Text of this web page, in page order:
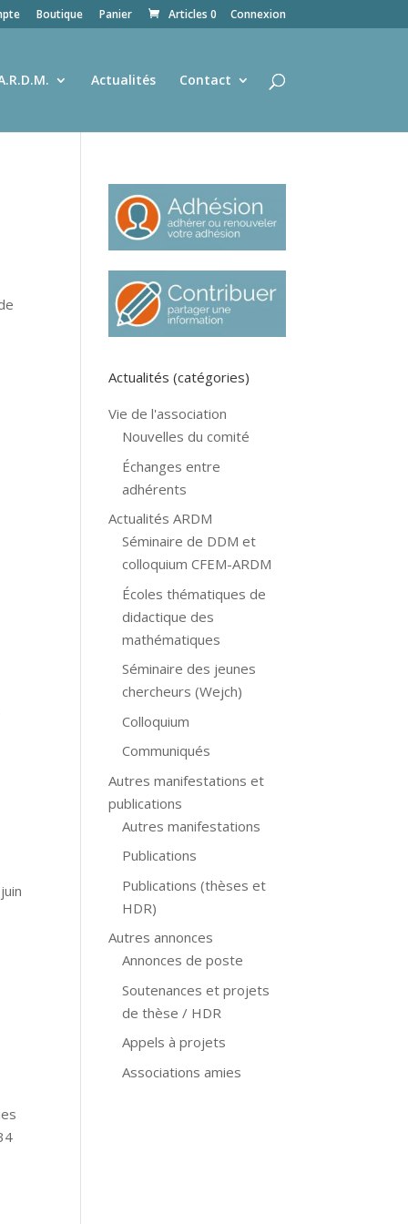
Connexion
Boutique Panier Articles 0
Actualités Contact
Actualités (catégories)
Vie de l'association
Nouvelles du comité
Échanges entre
adhérents
Actualités ARDM
Séminaire de DDM et
colloquium CFEM-ARDM
Écoles thématiques de
didactique des
mathématiques
Séminaire des jeunes
chercheurs (Wejch)
Colloquium
Communiqués
Autres manifestations et
publications
Autres manifestations
Publications
Publications (thèses et
HDR)
Autres annonces
Annonces de poste
Soutenances et projets
de thèse / HDR
Appels à projets
Associations amies